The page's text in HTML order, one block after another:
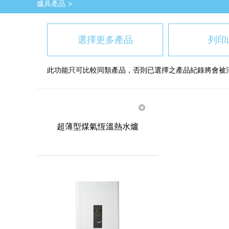
爐具產品
選擇更多產品 列印
此功能只可比較同類產品，否則已選擇之產品紀錄將會被
超薄型煤氣恆溫熱水爐